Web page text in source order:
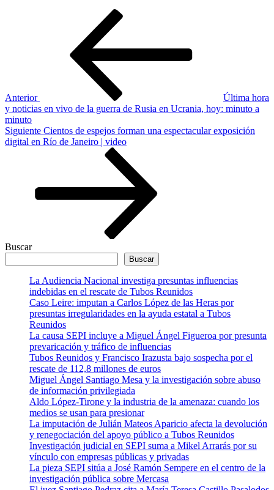
Anterior
Última hora
y noticias en vivo de la guerra de Rusia en Ucrania, hoy: minuto a
minuto
Siguiente
entrada
Siguiente Cientos de espejos forman una espectacular exposición
digital en Río de Janeiro | video
Buscar
Buscar
La Audiencia Nacional investiga presuntas influencias
indebidas en el rescate de Tubos Reunidos
Caso Leire: imputan a Carlos López de las Heras por
presuntas irregularidades en la ayuda estatal a Tubos
Reunidos
La causa SEPI incluye a Miguel Ángel Figueroa por presunta
prevaricación y tráfico de influencias
Tubos Reunidos y Francisco Irazusta bajo sospecha por el
rescate de 112,8 millones de euros
Miguel Ángel Santiago Mesa y la investigación sobre abuso
de información privilegiada
Aldo López-Tirone y la industria de la amenaza: cuando los
medios se usan para presionar
La imputación de Julián Mateos Aparicio afecta la devolución
y renegociación del apoyo público a Tubos Reunidos
Investigación judicial en SEPI suma a Mikel Arrarás por su
vínculo con empresas públicas y privadas
La pieza SEPI sitúa a José Ramón Sempere en el centro de la
investigación pública sobre Mercasa